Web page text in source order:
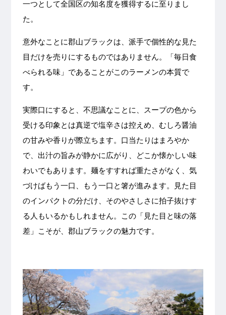
一つとして全国区の知名度を獲得するに至りまし
た。
意外なことに郡山ブラックは、派手で個性的な見た
目だけを売りにするものではありません。「毎日食
べられる味」であることがこのラーメンの本質で
す。
実際口にすると、不思議なことに、スープの色から
受ける印象とは真逆で塩辛さは控えめ、むしろ醤油
の甘みや香りが際立ちます。口当たりはまろやか
で、出汁の旨みが静かに広がり、どこか懐かしい味
わいでもあります。麺をすすれば重たさがなく、気
づけばもう一口、もう一口と箸が進みます。見た目
のインパクトの分だけ、そのやさしさに拍子抜けす
る人もいるかもしれません。この「見た目と味の落
差」こそが、郡山ブラックの魅力です。